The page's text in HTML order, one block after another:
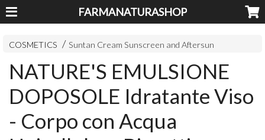
FARMANATURASHOP
COSMETICS Suntan Cream Sunscreen and Aftersun
NATURE'S EMULSIONE
DOPOSOLE Idratante Viso
- Corpo con Acqua